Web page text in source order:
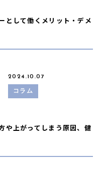
として働くメリット・デメ
2024.10.07
コラム
や上がってしまう原因、健